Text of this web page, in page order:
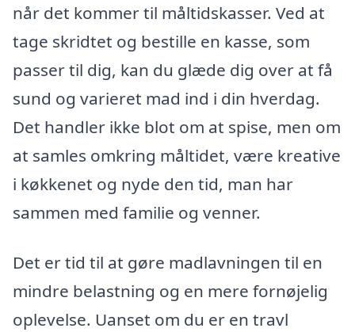
når det kommer til måltidskasser. Ved at
tage skridtet og bestille en kasse, som
passer til dig, kan du glæde dig over at få
sund og varieret mad ind i din hverdag.
Det handler ikke blot om at spise, men om
at samles omkring måltidet, være kreative
i køkkenet og nyde den tid, man har
sammen med familie og venner.
Det er tid til at gøre madlavningen til en
mindre belastning og en mere fornøjelig
oplevelse. Uanset om du er en travl